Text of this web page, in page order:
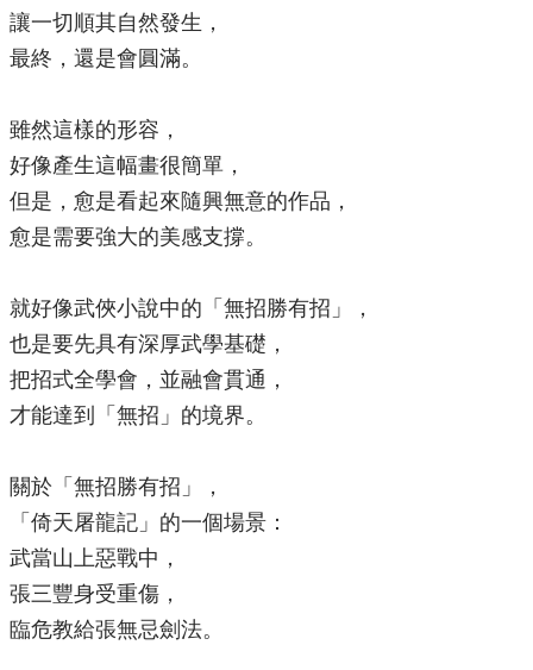
讓一切順其自然發生，
最終，還是會圓滿。
雖然這樣的形容，
好像產生這幅畫很簡單，
但是，愈是看起來隨興無意的作品，
愈是需要強大的美感支撐。
就好像武俠小說中的「無招勝有招」，
也是要先具有深厚武學基礎，
把招式全學會，並融會貫通，
才能達到「無招」的境界。
關於「無招勝有招」，
「倚天屠龍記」的一個場景：
武當山上惡戰中，
張三豐身受重傷，
臨危教給張無忌劍法。